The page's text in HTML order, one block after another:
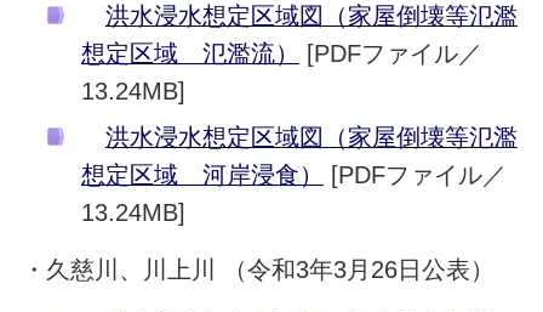
洪水浸水想定区域図（家屋倒壊等氾濫
想定区域 氾濫流）
[PDFファイル／
13.24MB]
洪水浸水想定区域図（家屋倒壊等氾濫
想定区域 河岸浸食）
[PDFファイル／
13.24MB]
・久慈川、川上川 （令和3年3月26日公表）